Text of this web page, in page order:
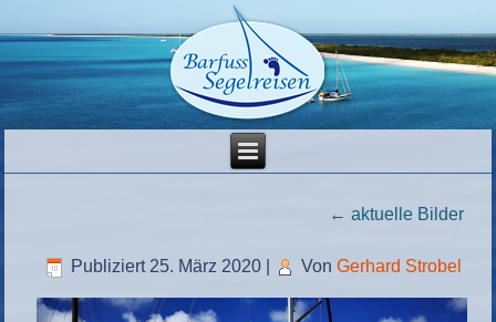
← aktuelle Bilder
Publiziert 25. März 2020 Von Gerhard Strobel